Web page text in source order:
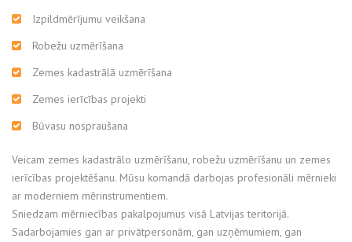
Izpildmērījumu veikšana
Robežu uzmērīšana
Zemes kadastrālā uzmērīšana
Zemes ierīcības projekti
Būvasu nospraušana
Veicam zemes kadastrālo uzmērīšanu, robežu uzmērīšanu un zemes
ierīcības projektēšanu. Mūsu komandā darbojas profesionāli mērnieki
ar moderniem mērinstrumentiem.
Sniedzam mērniecības pakalpojumus visā Latvijas teritorijā.
Sadarbojamies gan ar privātpersonām, gan uzņēmumiem, gan